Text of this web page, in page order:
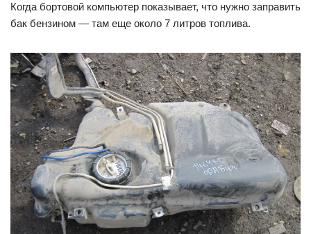
Когда бортовой компьютер показывает, что нужно заправить
бак бензином — там еще около 7 литров топлива.